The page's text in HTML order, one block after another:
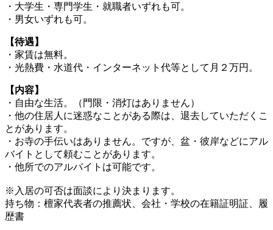
・大学生・専門学生・就職者いずれも可。
・男女いずれも可。
【待遇】
・家賃は無料。
・光熱費・水道代・インターネット代等として月２万円。
【内容】
・自由な生活。（門限・消灯はありません）
・他の住居人に迷惑なことがある際は、退去していただくこ
とがあります。
・お寺の手伝いはありません。ですが、盆・彼岸などにアル
バイトとして頼むことがあります。
・他所でのアルバイトは可能です。
※入居の可否は面談により決まります。
持ち物：檀家代表者の推薦状、会社・学校の在籍証明証、履
歴書